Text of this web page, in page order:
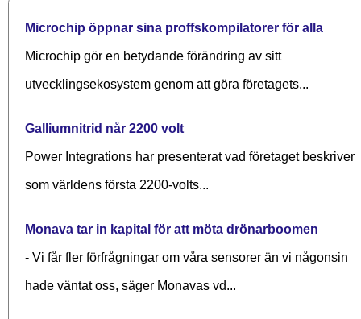
Microchip öppnar sina proffskompilatorer för alla
Microchip gör en betydande förändring av sitt
utvecklingsekosystem genom att göra företagets...
Galliumnitrid når 2200 volt
Power Integrations har presenterat vad företaget beskriver
som världens första 2200-volts...
Monava tar in kapital för att möta drönarboomen
- Vi får fler förfrågningar om våra sensorer än vi någonsin
hade väntat oss, säger Monavas vd...